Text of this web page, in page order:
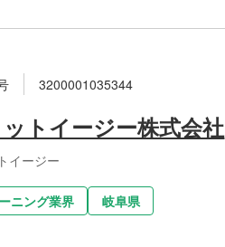
3200001035344
トイージー株式会社
イージー
ニング業界 岐阜県